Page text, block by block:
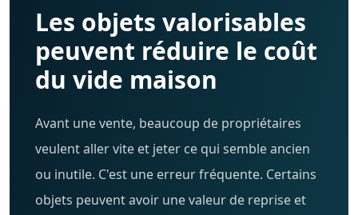
Les objets valorisables
peuvent réduire le coût
du vide maison
Avant une vente, beaucoup de propriétaires
veulent aller vite et jeter ce qui semble ancien
ou inutile. C'est une erreur fréquente. Certains
objets peuvent avoir une valeur de reprise et